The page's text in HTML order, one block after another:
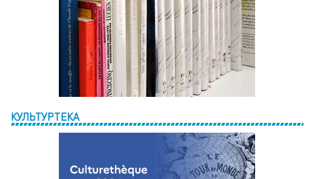
КУЛЬТУРТЕКА